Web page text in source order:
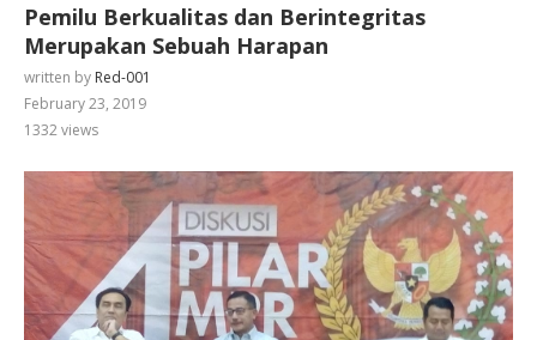
Pemilu Berkualitas dan Berintegritas
Merupakan Sebuah Harapan
written by Red-001
February 23, 2019
1332views